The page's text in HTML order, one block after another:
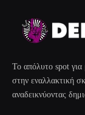
Το απόλυτο spot
στην εναλλακτική
αναδεικνύοντας